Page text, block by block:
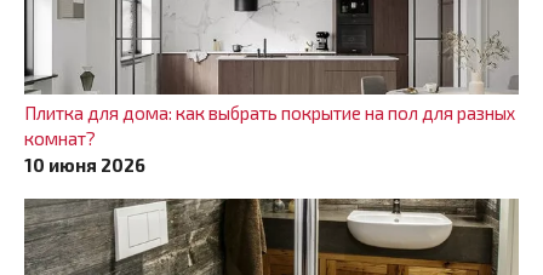
Плитка для дома: как выбрать покрытие на пол для разных
комнат?
10 июня 2026